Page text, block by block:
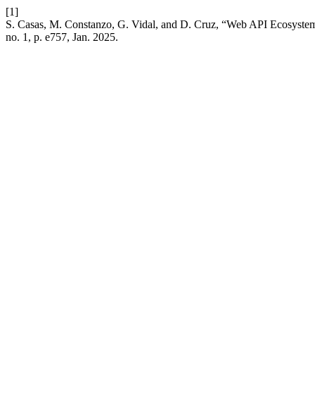
[1]
S. Casas, M. Constanzo, G. Vidal, and D. Cruz, “Web API
no. 1, p. e757, Jan. 2025.